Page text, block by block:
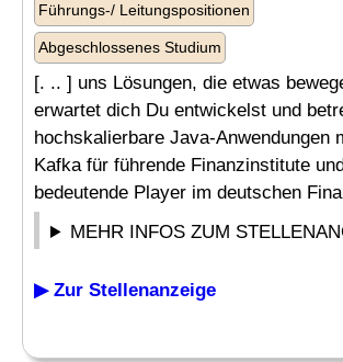
Führungs-/ Leitungspositionen
Abgeschlossenes Studium
[. .. ] uns Lösungen, die etwas
erwartet dich Du entwickelst und
hochskalierbare Java-Anwendungen
Kafka für führende Finanzinstitute
bedeutende Player im deutschen
MEHR INFOS ZUM
▶ Zur Stellenanzeige